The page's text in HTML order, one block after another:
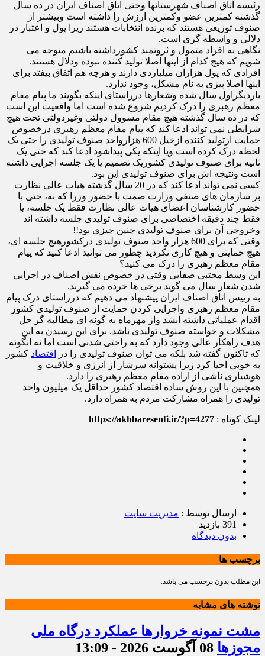
رئیسه اتاق اصناف شهرستانها وحتی اتاق اصناف ایران در ده سال
گذشته کمترین عضو وکمترین ارزش را داشته است وبیشتر از
صنوف توزیعی هستند که برنده انتخابات هستند زیرا پول و اعتبار در
دلالی و واسطه گری است.
نگاهی به افراد متمول و ثروتمند کشورداشته باشیم متوجه می
شویم که هیچ کدام از اینها اصلا تولید کننده نبوده ودلال هستند.
افرادی که پول هزاران میلیاردی دارند و هرچه هم اتفاق بیفتد برای
اینها اصلا پیزی به نام مشکل، وجود ندارد.
باردیگراول سال شده وشعارها درراستای اینکه بگویند ما پیام مقام
معظم رهبری را درک کردیم شروع شده است اما واقعیت این است
که در ده سال گذشته هیچ مقام مسوول دولتی وغیردولتی تحت هیچ
شرایطی نمی تواند ادعا کند که پیام مقام معظم رهبری درخصوص
حمایت ازتولید کننده ازخیل 600 هزارواحد صنوف تولیدی را حتی یک
لحظه درک کرده است ویا اینکه یکی پیداشود ادعا کند که حتی یک
ثانیه برای صنوف تولیدی کشوریک تصمیم یا یک جلسه اجرایی داشته
است ونتیجه اش برای صنوف تولیدی این بود.
کسی نمی تواند ادعا کند که در 20 سال گذشته هیات عالی نظارت
بر سازمان های صنفی وزارت صمت با حضور وزرا که نه، حتی با
حضور کارشناسان اعضای هیات عالی نظارت فقط یک جلسه، یا
فقط چند دقیقه اختصاصی برای صنوف تولیدی جلسه داشته اند
وخروجی آن برای صنوف تولیدی چنین چیزی بود!!
وقتی که برای 600 هزار واحد صنوف تولیدی درکشورهیچ جلسه ای،
هیچ حمایتی و هیچ کاری نکردید چطور می توانید ادعا کنید که پیام
مقام معظم رهبری را درک می کنید؟
این وسط مجتبی صفایی وقتی در خصوص نقش اصناف در اجرایی
شدن شعار سال می گوید برخی ها خرده می گیرند.
به رییس اتاق اصناف ایران پیشنهاد می دهیم که درراستای درک پیام
مقام معظم رهبری واجرایی کردن حمایت از صنوف تولیدی کشور
اقدام عملیاتی داشته ابشد واز مهرماه به گونه ای مطالبه گر حل
مشکلات و خواسته صنوف تولیدی باشد. برای این رسیدن به این
هدف راهکار عالی وجود دارد که به راحتی شدنی است اما نه انگونه
که تاکنون گفته شد بلکه می توان صنوف تولیدی را در
اقتصاد کشور
به خوبی احیا کرد زیرا پشتوانه سرشار از انرژی و خلاقیت و
هوشیاری ناشی از اراده مقام معظم رهبری را دارد.
همچنین با این روش ساده اقتصاد کشور حداقل یک میلیون واحد
تولیدی را همراه مشارکت مردم به همراه دارد.
لینک کوتاه : https://akhbaresenfi.ir/?p=4277
ارسال توسط : مدیریت سایت
391 بازدید
بدون دیدگاه
برچسب ها
این مطلب بدون برچسب می باشد.
نوشته های مشابه
مشت نمونه خروارها عملکرد درگاه ملی
مجوزها 08 آگوست 2026 - 13:09